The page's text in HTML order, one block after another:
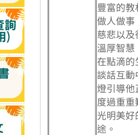
豐富的教
做人做事
慈悲以及
溫厚智慧
在點滴的
談話互動
燈引導他
度過重重
光明美好
途。